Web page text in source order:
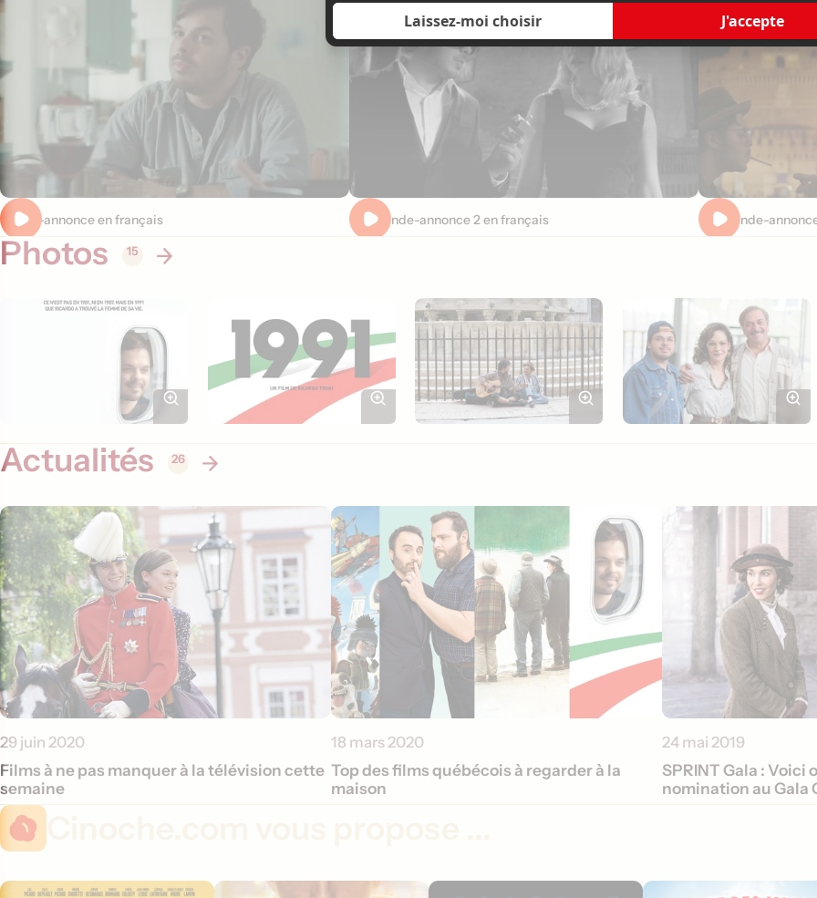
Bande-annonce en français Pré-bande-annonce 2 en français Pré-bande-
Photos 15
Actualités 26
29 juin 2020
Films à ne pas manquer à la télévision cette
semaine
18 mars 2020
Top des films québécois à regarder à la
maison
24 mai 2019
SPRINT Gala : Voici
nomination au Gala